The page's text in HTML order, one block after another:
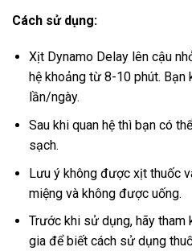
Cách sử dụng:
Xịt Dynamo Delay lên cậu
hệ khoảng từ 8-10 phút.
lần/ngày.
Sau khi quan hệ thì bạn có
sạch.
Lưu ý không được xịt thuốc
miệng và không được uống.
Trước khi sử dụng, hãy tham
gia để biết cách sử dụng